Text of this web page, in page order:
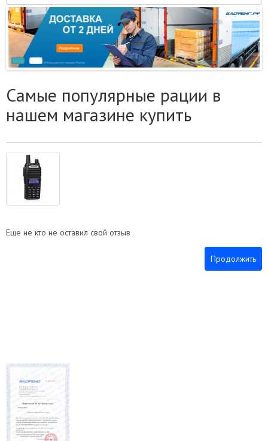
Самые популярные рации в
нашем магазине купить
Еще не кто не оставил свой отзыв
Продолжить